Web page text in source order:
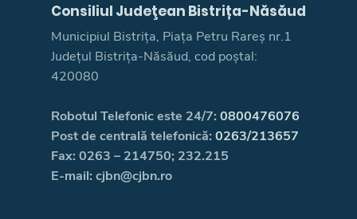
Consiliul Judeţean Bistrița-Năsăud
Municipiul Bistrița, Piața Petru Rareș nr.1
Județul Bistrița-Năsăud, cod poștal:
420080
Robotul Telefonic este 24/7: 0800476076
Post de centrală telefonică: 0263/213657
Fax: 0263 – 214750; 232.215
E-mail: cjbn@cjbn.ro